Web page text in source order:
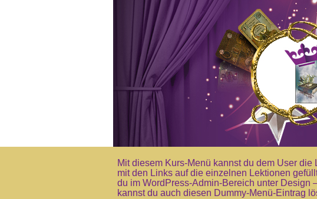
Mit diesem Kurs-Menü kannst du dem User
mit den Links auf die einzelnen Lektionen
du im WordPress-Admin-Bereich unter Design
kannst du auch diesen Dummy-Menü-Eintrag